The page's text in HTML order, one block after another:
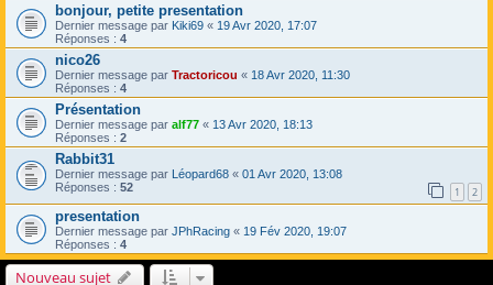
bonjour, petite presentation
Dernier message par Kiki69 « 19 Avr 2020, 17:07
Réponses : 4
nico26
Dernier message par Tractoricou « 18 Avr 2020, 11:30
Réponses : 4
Présentation
Dernier message par alf77 « 13 Avr 2020, 18:13
Réponses : 2
Rabbit31
Dernier message par Léopard68 « 01 Avr 2020, 13:08
Réponses : 52 1 2
presentation
Dernier message par JPhRacing « 19 Fév 2020, 19:07
Réponses : 4
Nouveau sujet